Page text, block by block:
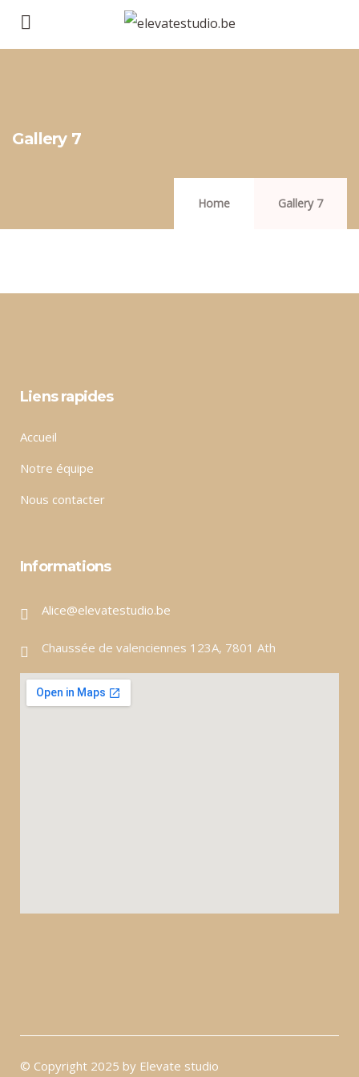
Gallery 7
Home Gallery 7
Liens rapides
Accueil
Notre équipe
Nous contacter
Informations
Alice@elevatestudio.be
Chaussée de valenciennes 123A, 7801 Ath
© Copyright 2025 by Elevate studio